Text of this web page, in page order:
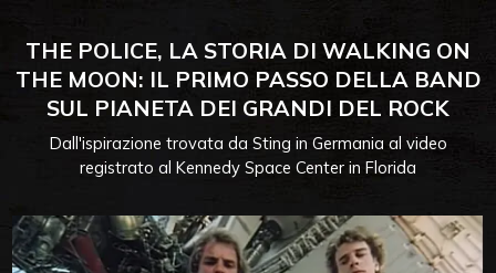
THE POLICE, LA STORIA DI WALKING ON
THE MOON: IL PRIMO PASSO DELLA BAND
SUL PIANETA DEI GRANDI DEL ROCK
Dall'ispirazione trovata da Sting in Germania al video
registrato al Kennedy Space Center in Florida